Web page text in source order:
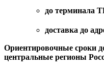
до терминала
доставка до
Ориентировочные сроки
центральные регионы